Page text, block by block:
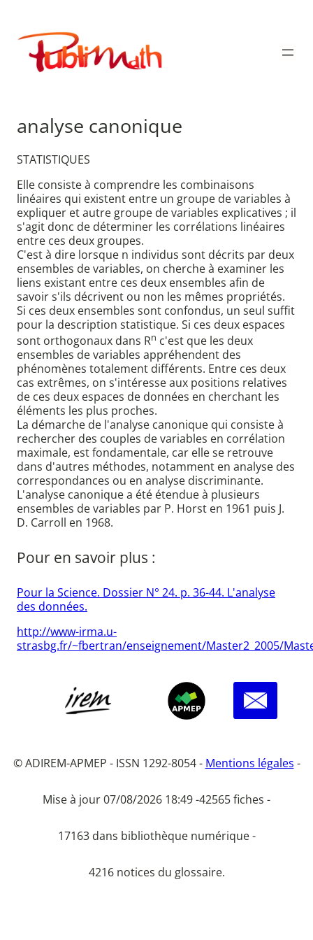
contenu
Publimath
analyse canonique
STATISTIQUES
Elle consiste à comprendre les combinaisons
linéaires qui existent entre un groupe de variables à
expliquer et autre groupe de variables explicatives ; il
s'agit donc de déterminer les corrélations linéaires
entre ces deux groupes.
C'est à dire lorsque n individus sont décrits par deux
ensembles de variables, on cherche à examiner les
liens existant entre ces deux ensembles afin de
savoir s'ils décrivent ou non les mêmes propriétés.
Si ces deux ensembles sont confondus, un seul suffit
pour la description statistique. Si ces deux espaces
sont orthogonaux dans Rn c'est que les deux
ensembles de variables appréhendent des
phénomènes totalement différents. Entre ces deux
cas extrêmes, on s'intéresse aux positions relatives
de ces deux espaces de données en cherchant les
éléments les plus proches.
La démarche de l'analyse canonique qui consiste à
rechercher des couples de variables en corrélation
maximale, est fondamentale, car elle se retrouve
dans d'autres méthodes, notamment en analyse des
correspondances ou en analyse discriminante.
L'analyse canonique a été étendue à plusieurs
ensembles de variables par P. Horst en 1961 puis J.
D. Carroll en 1968.
Pour en savoir plus :
Pour la Science. Dossier N° 24. p. 36-44. L'analyse
des données.
http://www-irma.u-
strasbg.fr/~fbertran/enseignement/Master2_2005/
© ADIREM-APMEP - ISSN 1292-8054 - Mentions légales -
Mise à jour 07/08/2026 18:49 -42565 fiches -
17163 dans bibliothèque numérique -
4216 notices du glossaire.